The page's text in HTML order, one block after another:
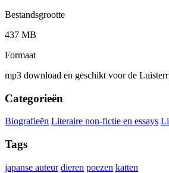
Bestandsgrootte
437 MB
Formaat
mp3 download en geschikt voor de
Categorieën
Biografieën Literaire non-fictie en essays
Tags
japanse auteur dieren poezen katten